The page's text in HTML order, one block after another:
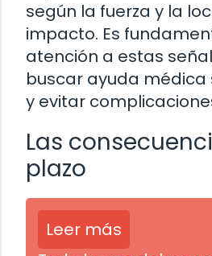
según la fuerza y la
impacto. Es
atención a estas
buscar ayuda médica
y evitar
Las
plazo
Leer más